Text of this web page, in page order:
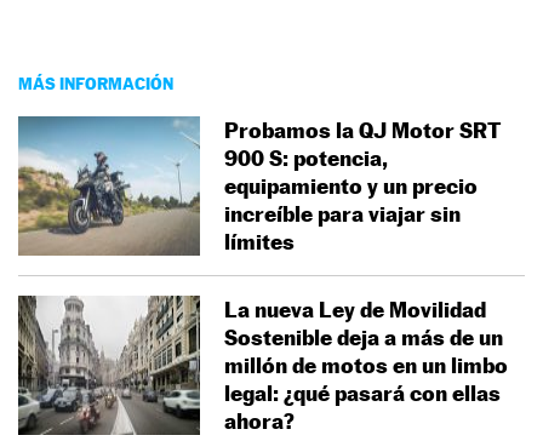
MÁS INFORMACIÓN
Probamos la QJ Motor SRT
900 S: potencia,
equipamiento y un precio
increíble para viajar sin
límites
La nueva Ley de Movilidad
Sostenible deja a más de un
millón de motos en un limbo
legal: ¿qué pasará con ellas
ahora?